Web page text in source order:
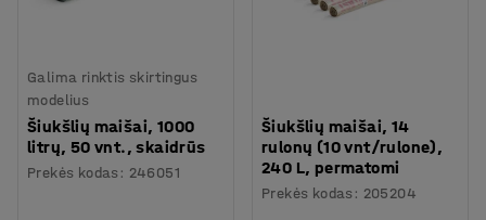
Galima rinktis skirtingus
modelius
Šiukšlių maišai, 1000
litrų, 50 vnt., skaidrūs
Prekės kodas : 246051
Šiukšlių maišai, 14
rulonų (10 vnt/rulone),
240 L, permatomi
Prekės kodas : 205204